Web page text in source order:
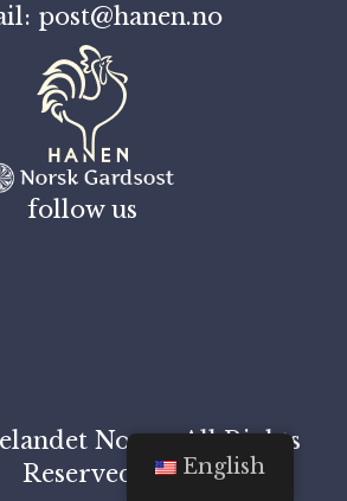
post@hanen.no
follow us
Norge. All Rights
Reserved.
English